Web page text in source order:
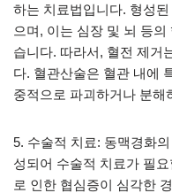
하는 치료법입니다. 형성
으며, 이는 심장 및 뇌 등
습니다. 따라서, 혈전 제거
다. 혈관산술은 혈관 내에
중적으로 파괴하거나 분해
5. 수술적 치료: 동맥경화
성되어 수술적 치료가 필
로 인한 협심증이 심각한